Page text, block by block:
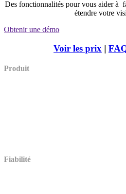
Des fonctionnalités pour vous aider à
étendre votre
Obtenir une démo
Voir les prix |
Produit
Fiabilité